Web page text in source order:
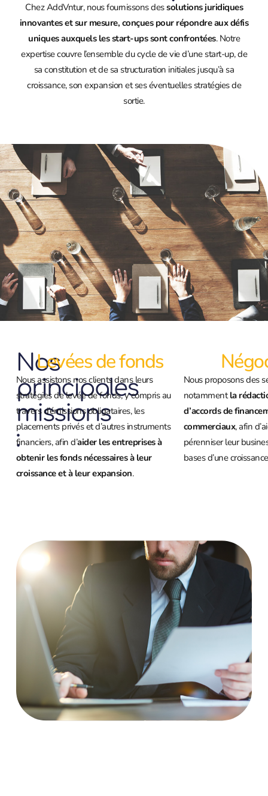
Chez AddVntur, nous fournissons dessolutions juridiques
innovantes et sur mesure, conçues pour répondre aux défis
uniques auxquels les start-ups sont confrontées. Notre
expertise couvre l’ensemble du cycle de vie d’une start-up, de
sa constitution et de sa structuration initiales jusqu’à sa
croissance, son expansion et ses éventuelles stratégies de
sortie.
Nos
principales
missions
:
Levées de fonds
Nous assistons nos clients dans leurs
stratégies de levée de fonds, y compris au
travers d’émissions obligataires, les
placements privés et d’autres instruments
financiers, afin d’aider les entreprises à
obtenir les fonds nécessaires à leur
croissance et à leur expansion.
Nous proposons des
notammentla
d’accords de
commerciaux, afin
pérenniser leur
bases d’une